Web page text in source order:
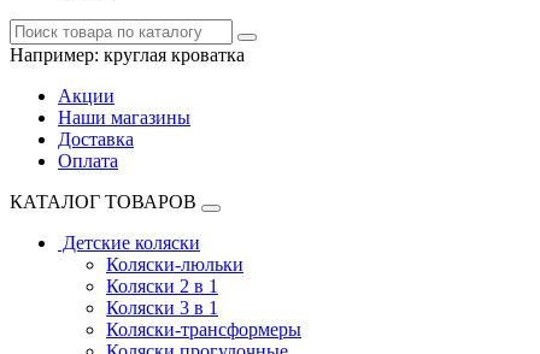
Например: круглая кроватка
Акции
Наши магазины
Доставка
Оплата
КАТАЛОГ ТОВАРОВ
Детские коляски
Коляски-люльки
Коляски 2 в 1
Коляски 3 в 1
Коляски-трансформеры